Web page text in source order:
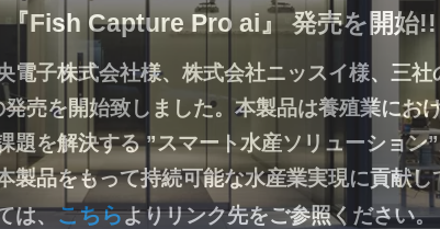
Fish Capture Pro ai』 発売を開始!!
電子株式会社様、株式会社ニッスイ様、三社
売を開始致しました。本製品は養殖業にお
題を解決する ”スマート水産ソリューション
製品をもって持続可能な水産業実現に貢献
は、こちらよりリンク先をご参照ください。